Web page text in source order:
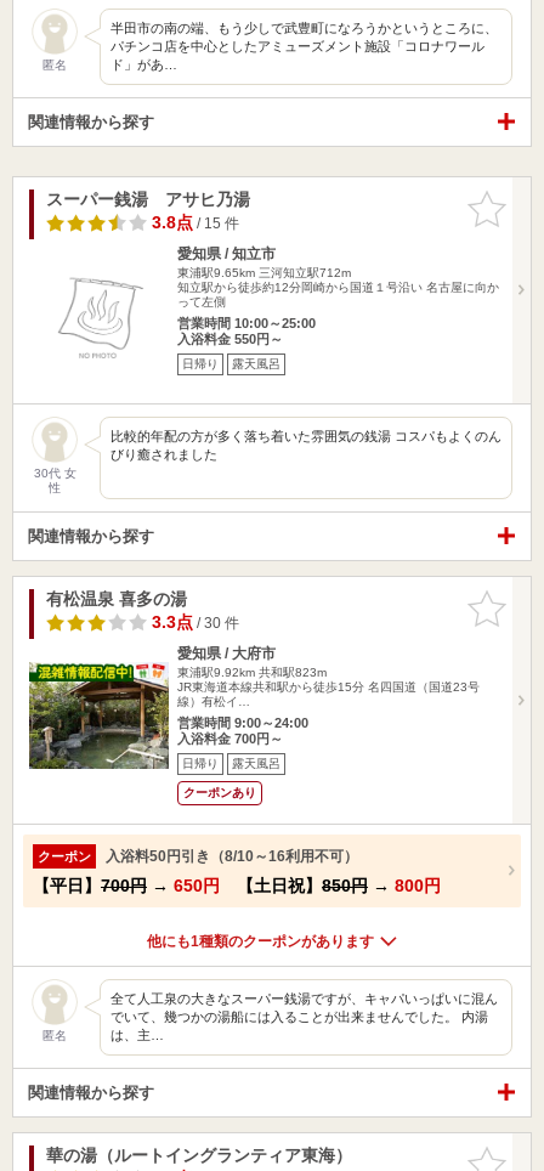
匿名
半田市の南の端、もう少しで武豊町になろうかというところに、
パチンコ店を中心としたアミューズメント施設「コロナワール
ド」があ…
関連情報から探す
お気に入
りに追加
スーパー銭湯 アサヒ乃湯
3.8点/ 15 件
愛知県 / 知立市
東浦駅9.65km 三河知立駅712m
知立駅から徒歩約12分岡崎から国道１号沿い 名古屋に向か
って左側
営業時間 10:00～25:00
入浴料金 550円～
日帰り 露天風呂
30代 女
性
比較的年配の方が多く落ち着いた雰囲気の銭湯 コスパもよくのん
びり癒されました
関連情報から探す
お気に入
りに追加
有松温泉 喜多の湯
3.3点/ 30 件
愛知県 / 大府市
東浦駅9.92km 共和駅823m
JR東海道本線共和駅から徒歩15分 名四国道（国道23号
線）有松イ…
営業時間 9:00～24:00
入浴料金 700円～
日帰り 露天風呂
クーポンあり
クーポン 入浴料50円引き（8/10～16利用不可）
【平日】 700円 → 650円 【土日祝】 850円 → 800円
他にも1種類のクーポンがあります
匿名
全て人工泉の大きなスーパー銭湯ですが、キャパいっぱいに混ん
でいて、幾つかの湯船には入ることが出来ませんでした。 内湯
は、主…
関連情報から探す
お気に入
華の湯（ルートイングランティア東海）